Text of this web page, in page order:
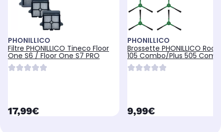
PHONILLICO
Filtre PHONILLICO Tineco Floor
One S6 / Floor One S7 PRO
currentPrice
17,99€
PHONILLICO
Brossette PHONILLICO
105 Combo/Plus 505
currentPrice
9,99€